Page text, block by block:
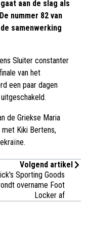
aan de slag als
nummer 82 van
samenwerking
Sluiter constanter
van het
een paar dagen
de Griekse Maria
Kiki Bertens,
Volgend artikel
Sporting Goods
overname Foot
Locker af